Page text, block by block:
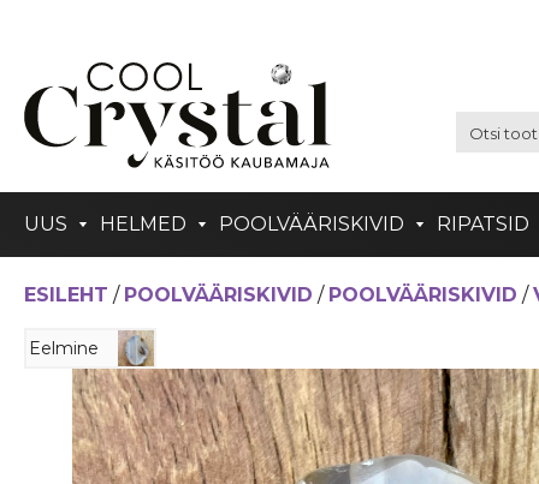
UUS HELMED POOLVÄÄRISKIVID RIPATSID
ESILEHT / POOLVÄÄRISKIVID / POOLVÄÄRISKIVID /
Eelmine